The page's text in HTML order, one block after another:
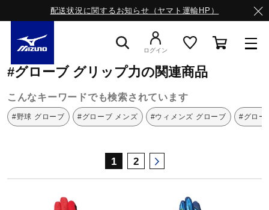
配送状況に関するお知らせ（ヤマト運輸HP）
ライフスタイルウエア
ログイン
ミズノ公式オンライン グリップ力
#グローブ グリップ力の関連商品
こんなキーワードでも検索されています
#野球 グローブ #グローブ メンズ #ウィメンズ グローブ #グロー
1 2